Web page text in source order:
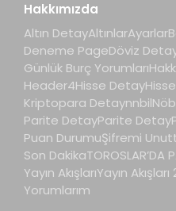
Hakkımızda
Altın DetayAltınlarAyarlar
Deneme PageDöviz
Günlük Burç Yorumları
Header4Hisse Detay
Kriptopara Detaynnbil
Parite DetayParite Detay
Puan DurumuŞifremi
Son DakikaTOROSLAR’DA
Yayın AkışlarıYayın Akışları
Yorumlarım